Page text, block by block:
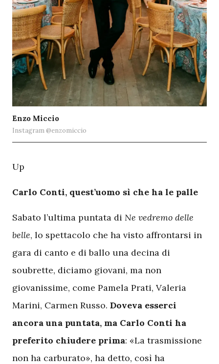
Enzo Miccio
Instagram @enzomiccio
Up
Carlo Conti, quest’uomo sì che ha le palle
Sabato l’ultima puntata di Ne vedremo delle
belle, lo spettacolo che ha visto affrontarsi in
gara di canto e di ballo una decina di
soubrette, diciamo giovani, ma non
giovanissime, come Pamela Prati, Valeria
Marini, Carmen Russo. Doveva esserci
ancora una puntata, ma Carlo Conti ha
preferito chiudere prima: «La trasmissione
non ha carburato», ha detto, così ha